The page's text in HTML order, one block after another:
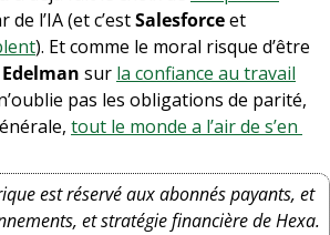
de l’IA (et c’est Salesforce
). Et comme le moral risque d’être
Edelman sur la confiance au travail
pas les obligations de parité,
tout le monde a l’air de s’en
est réservé aux abonnés payants, et
et stratégie financière de Hexa.